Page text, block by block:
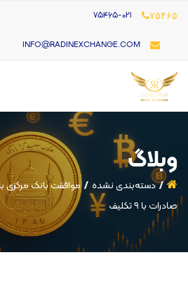
۷۵۴۶۵
INFO@RADINEXCHANGE.COM
وبلاگ
دسته‌بندی نشده
موافقت بانک مرکزی
صادرات با ۹ تکلیف